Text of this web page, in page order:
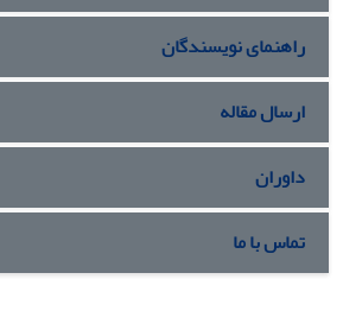
راهنمای نویسندگان
ارسال مقاله
داوران
تماس با ما